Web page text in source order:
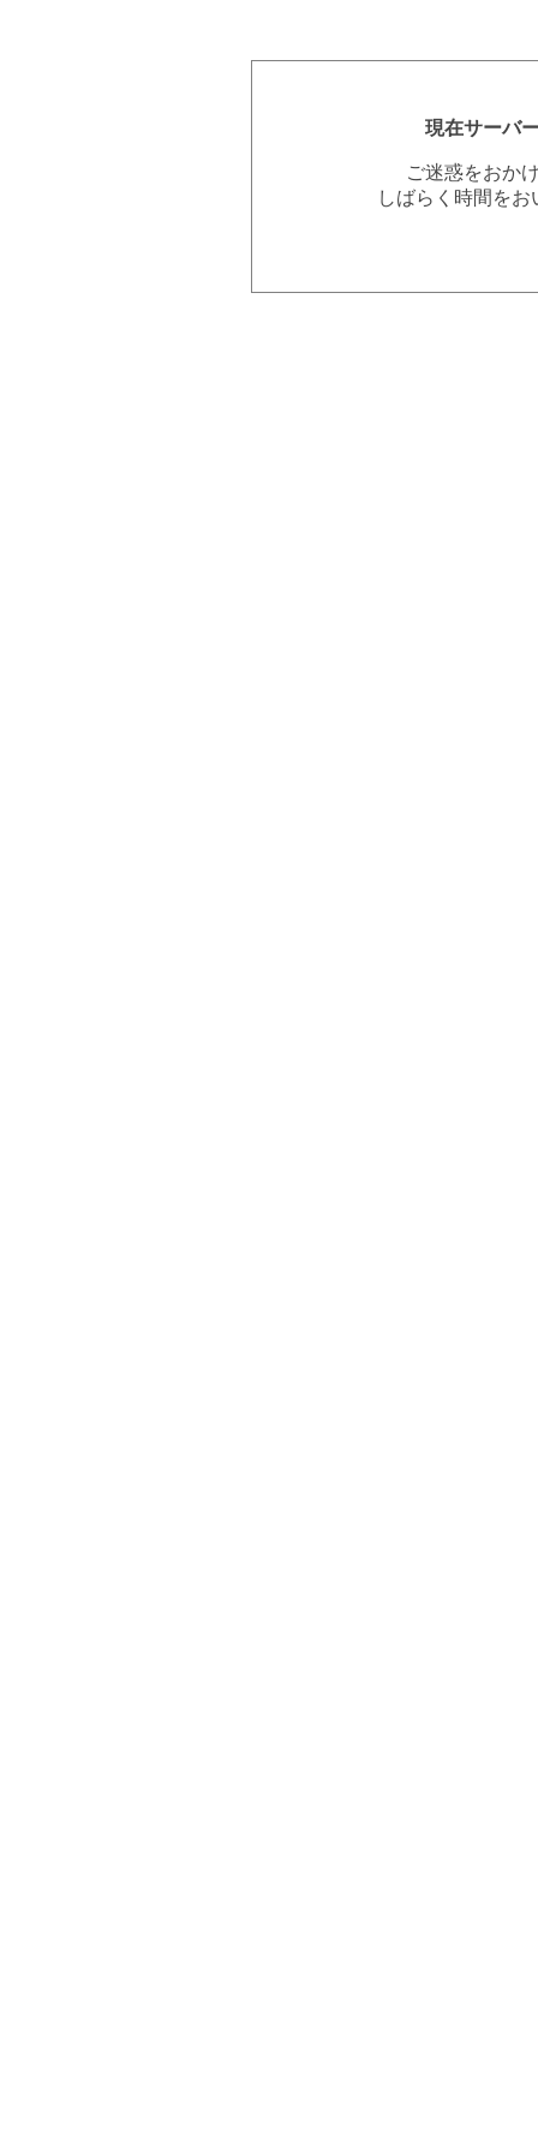
現在サーバ
ご迷惑をおか
しばらく時間を